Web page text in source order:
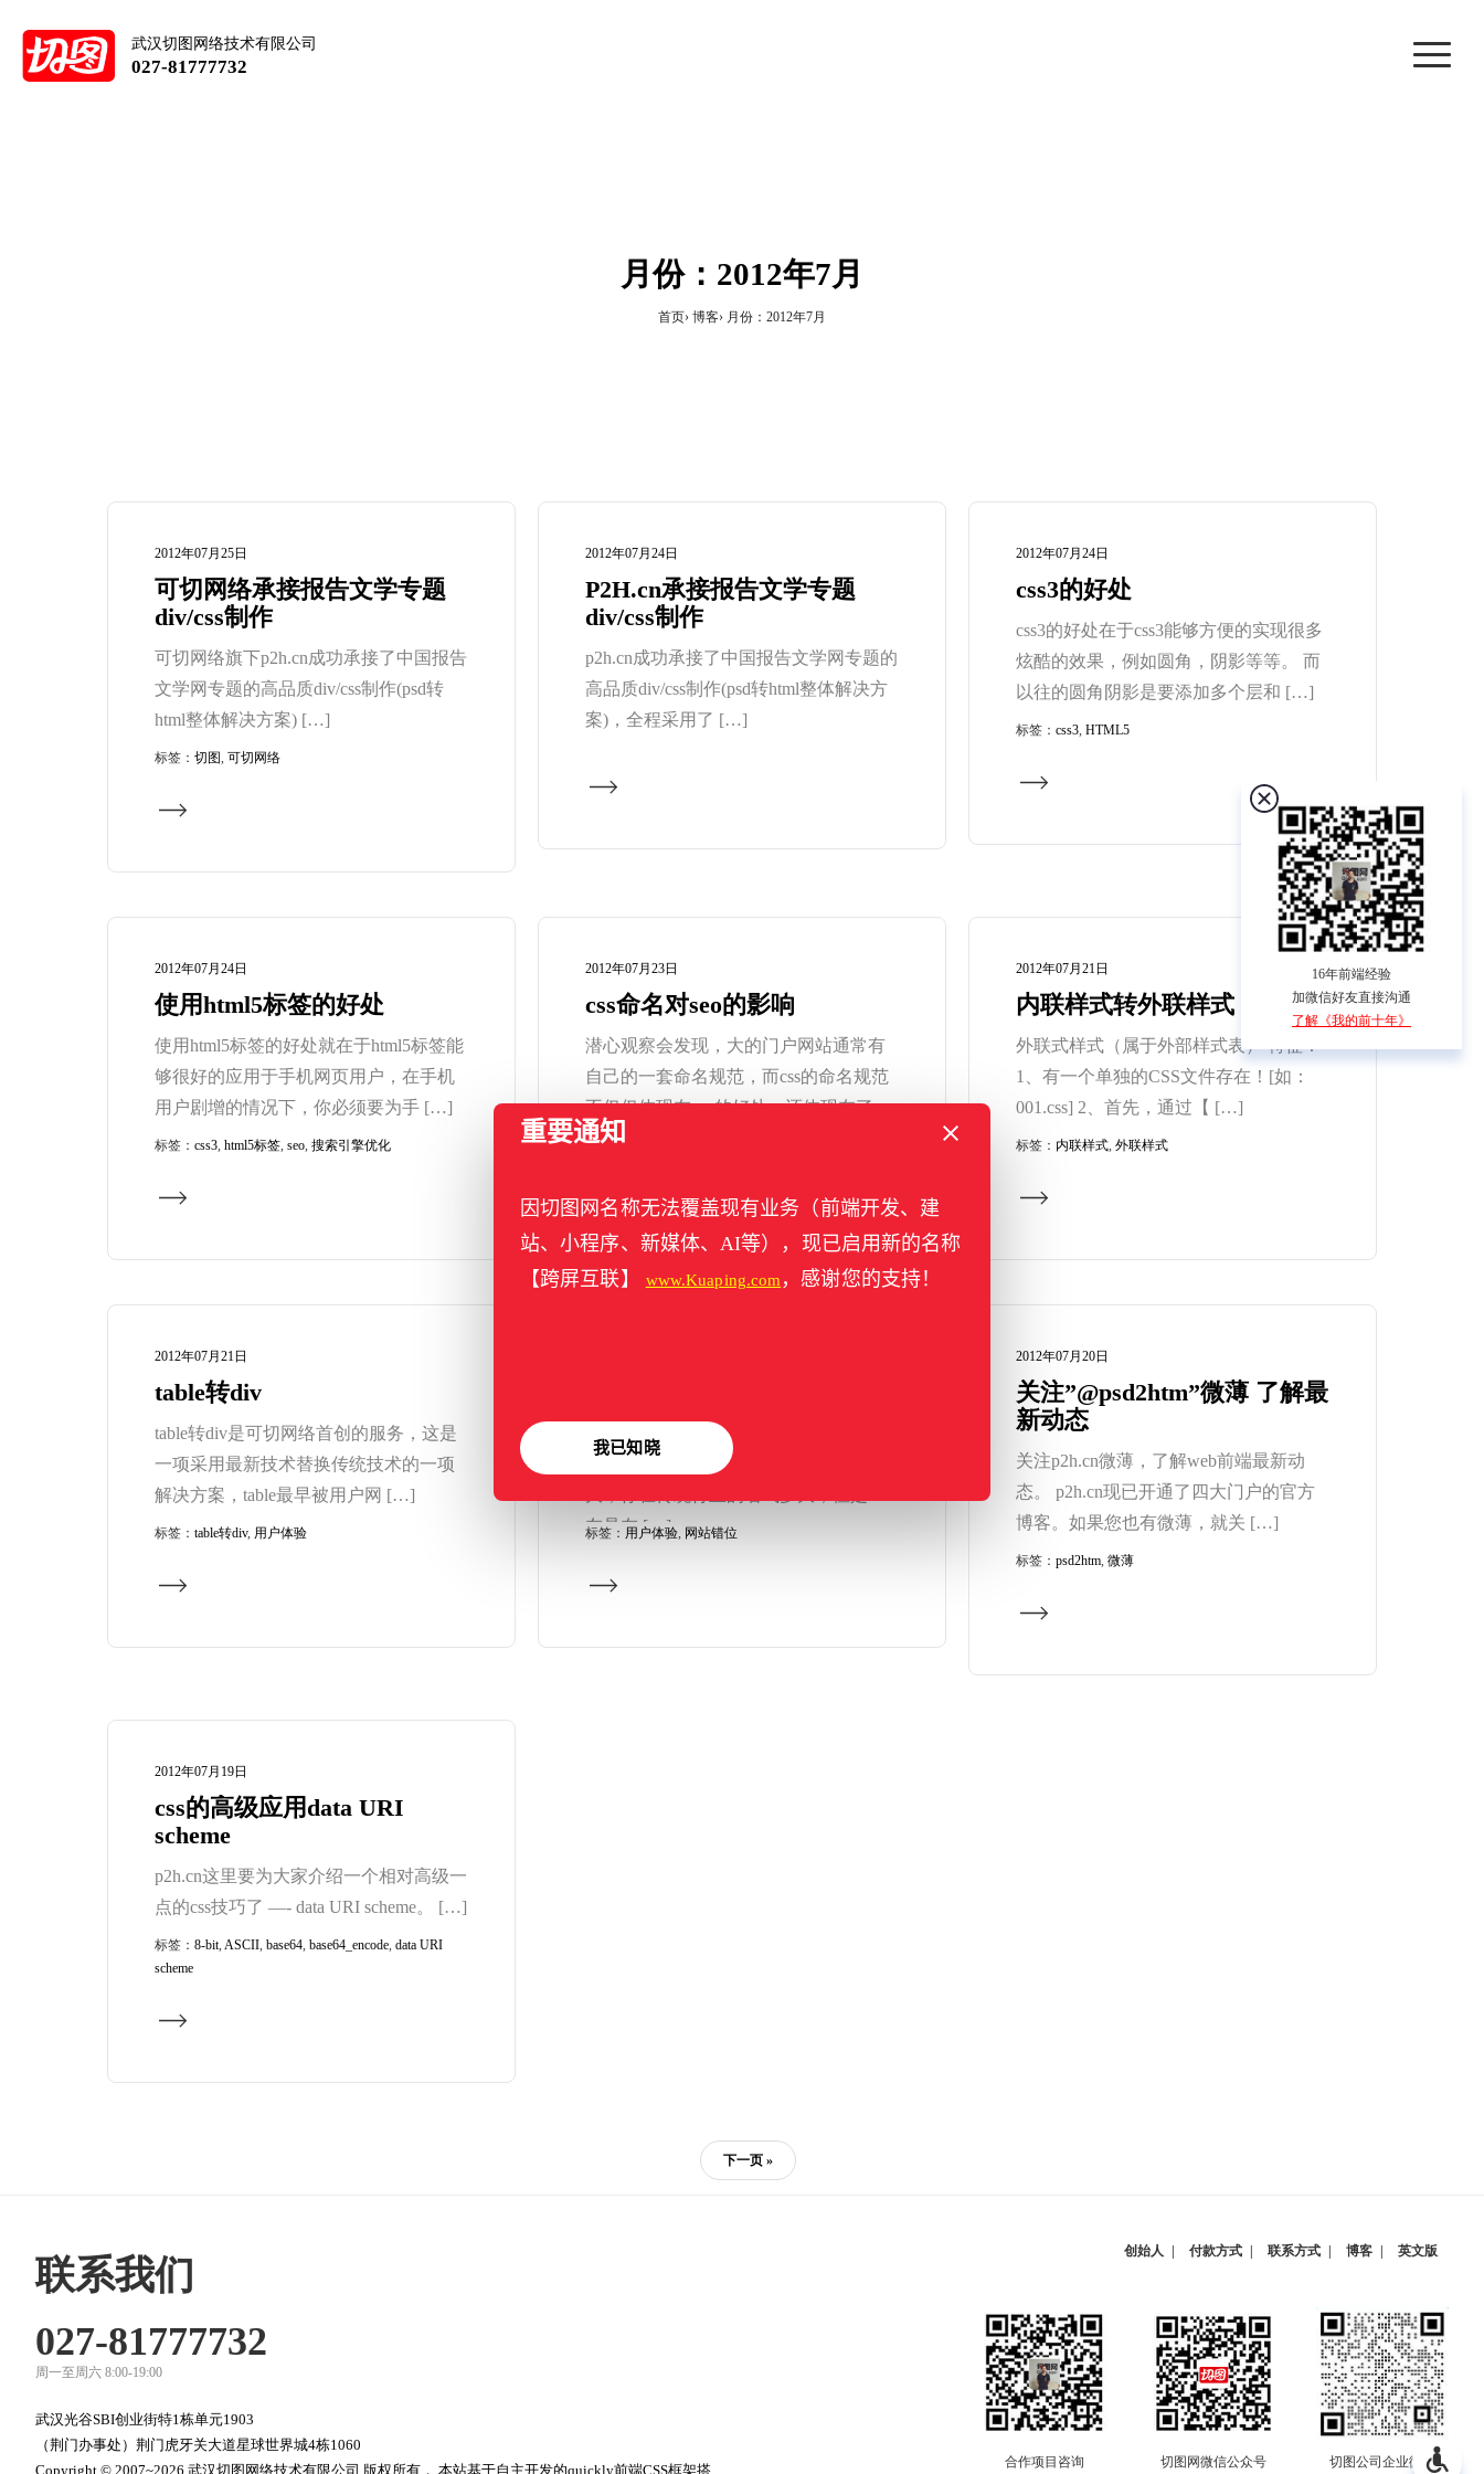
武汉切图网络技术有限公司
027-81777732
月份：2012年7月
首页 博客 月份：2012年7月
2012年07月25日
可切网络承接报告文学专题
div/css制作
可切网络旗下p2h.cn成功承接了中国报告
文学网专题的高品质div/css制作(psd转
html整体解决方案) […]
标签： 切图, 可切网络
2012年07月24日
P2H.cn承接报告文学专题
div/css制作
p2h.cn成功承接了中国报告文学网专题的
高品质div/css制作(psd转html整体解决方
案)，全程采用了 […]
2012年07月24日
css3的好处
css3的好处在于css3能够方便的实现很多
炫酷的效果，例如圆角，阴影等等。 而
以往的圆角阴影是要添加多个层和 […]
标签： css3, HTML5
2012年07月24日
使用html5标签的好处
使用html5标签的好处就在于html5标签能
够很好的应用于手机网页用户，在手机
用户剧增的情况下，你必须要为手 […]
标签： css3, html5标签, seo, 搜索引擎优化
2012年07月23日
css命名对seo的影响
潜心观察会发现，大的门户网站通常有
自己的一套命名规范，而css的命名规范
不仅仅体现在seo的好处，还体现在了后
[…]
标签：
2012年07月21日
内联样式转外联样式
外联式样式（属于外部样式表） 特征：
1、有一个单独的CSS文件存在！[如：
001.css] 2、首先，通过【 […]
标签： 内联样式, 外联样式
2012年07月21日
table转div
table转div是可切网络首创的服务，这是
一项采用最新技术替换传统技术的一项
解决方案，table最早被用户网 […]
标签： table转div, 用户体验
网站错位对于一个拥有网站的人来说是
具有非常坏的影响的 ，不管你的企业多
在是在 […]
标签： 用户体验, 网站错位
2012年07月20日
关注”@psd2htm”微薄 了解最
新动态
关注p2h.cn微薄，了解web前端最新动
态。 p2h.cn现已开通了四大门户的官方
博客。如果您也有微薄，就关 […]
标签： psd2htm, 微薄
2012年07月19日
css的高级应用data URI
scheme
p2h.cn这里要为大家介绍一个相对高级一
点的css技巧了 —- data URI scheme。 […]
标签： 8-bit, ASCII, base64, base64_encode, data URI
scheme
下一页 »
联系我们
027-81777732
周一至周六 8:00-19:00
武汉光谷SBI创业街特1栋单元1903
（荆门办事处）荆门虎牙关大道星球世界城4栋1060
Copyright © 2007~2026 武汉切图网络技术有限公司 版权所有， 本站基于自主开发的quickly前端CSS框架搭
创始人 付款方式 联系方式 博客 英文版
合作项目咨询 切图网微信公众号 切图公司企业微信
16年前端经验
加微信好友直接沟通
了解《我的前十年》
重要通知
因切图网名称无法覆盖现有业务（前端开发、建
站、小程序、新媒体、AI等），现已启用新的名称
【跨屏互联】
www.Kuaping.com ，感谢您的支持！
我已知晓